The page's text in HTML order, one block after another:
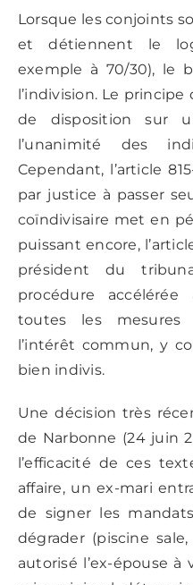
Lorsque les conjoints
et détiennent le
exemple à 70/30), le
l’indivision. Le
de disposition sur
l’unanimité des
Cependant, l’article
par justice à passer
coïndivisaire met en
puissant encore,
président du
procédure
toutes les mesures
l’intérêt commun, y
bien indivis.
Une décision très
de Narbonne (24 juin
l’efficacité de ces
affaire, un ex-mari
de signer les
dégrader (piscine
autorisé l’ex-épouse